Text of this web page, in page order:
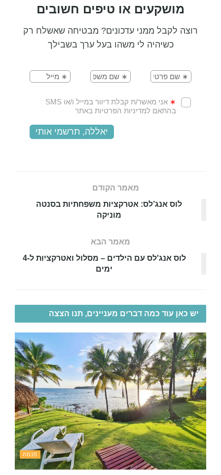
מושקעים או טיפים חשובים
רוצה לקבל ממני עדכונים? מבטיחה שאשלח רק
כשיהיה לי משהו בעל ערך בשבילך
מאמר הקודם
לוס אנג’לס: אטרקציות משפחתיות בסנטה
מוניקה
מאמר הבא
לוס אנג'לס עם הילדים – מסלול ואטרקציות ל-4
ימים
יש כאן עוד כמה דברים מעניינים, תנו הצצה
פנמה